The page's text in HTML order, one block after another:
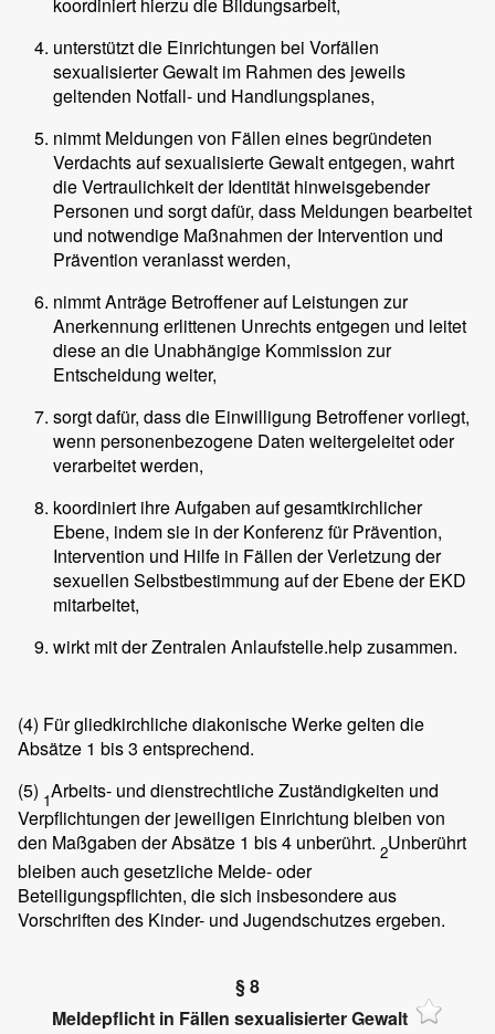
koordiniert hierzu die Bildungsarbeit,
unterstützt die Einrichtungen bei Vorfällen
sexualisierter Gewalt im Rahmen des jeweils
geltenden Notfall- und Handlungsplanes,
nimmt Meldungen von Fällen eines begründeten
Verdachts auf sexualisierte Gewalt entgegen, wahrt
die Vertraulichkeit der Identität hinweisgebender
Personen und sorgt dafür, dass Meldungen bearbeitet
und notwendige Maßnahmen der Intervention und
Prävention veranlasst werden,
nimmt Anträge Betroffener auf Leistungen zur
Anerkennung erlittenen Unrechts entgegen und leitet
diese an die Unabhängige Kommission zur
Entscheidung weiter,
sorgt dafür, dass die Einwilligung Betroffener vorliegt,
wenn personenbezogene Daten weitergeleitet oder
verarbeitet werden,
koordiniert ihre Aufgaben auf gesamtkirchlicher
Ebene, indem sie in der Konferenz für Prävention,
Intervention und Hilfe in Fällen der Verletzung der
sexuellen Selbstbestimmung auf der Ebene der EKD
mitarbeitet,
wirkt mit der Zentralen Anlaufstelle.help zusammen.
(4) Für gliedkirchliche diakonische Werke gelten die
Absätze 1 bis 3 entsprechend.
(5) 1Arbeits- und dienstrechtliche Zuständigkeiten und
Verpflichtungen der jeweiligen Einrichtung bleiben von
den Maßgaben der Absätze 1 bis 4 unberührt. 2Unberührt
bleiben auch gesetzliche Melde- oder
Beteiligungspflichten, die sich insbesondere aus
Vorschriften des Kinder- und Jugendschutzes ergeben.
§ 8
Meldepflicht in Fällen sexualisierter Gewalt